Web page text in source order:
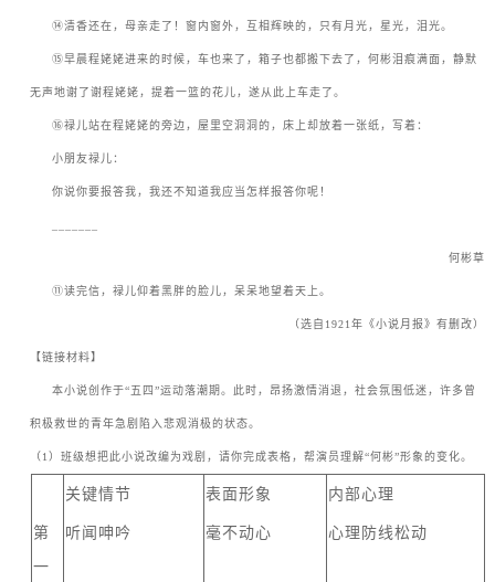
ㅤㅤ⑭清香还在，母亲走了！窗内窗外，互相辉映的，只有月光，星光，泪光。
ㅤㅤ⑮早晨程姥姥进来的时候，车也来了，箱子也都搬下去了，何彬泪痕满面，静默
无声地谢了谢程姥姥，提着一篮的花儿，遂从此上车走了。
ㅤㅤ⑯禄儿站在程姥姥的旁边，屋里空洞洞的，床上却放着一张纸，写着：
ㅤㅤ小朋友禄儿：
ㅤㅤ你说你要报答我，我还不知道我应当怎样报答你呢！
何彬草
ㅤㅤ⑪读完信，禄儿仰着黑胖的脸儿，呆呆地望着天上。
（选自 1921年《小说月报》有删改）
【链接材料】
ㅤㅤ本小说创作于“五四”运动落潮期。此时，昂扬激情消退，社会氛围低迷，许多曾
积极救世的青年急剧陷入悲观消极的状态。
（ 1 ）班级想把此小说改编为戏剧，请你完成表格，帮演员理解“何彬”形象的变化。
关键情节 表面形象 内部心理
第
一
听闻呻吟 毫不动心 心理防线松动